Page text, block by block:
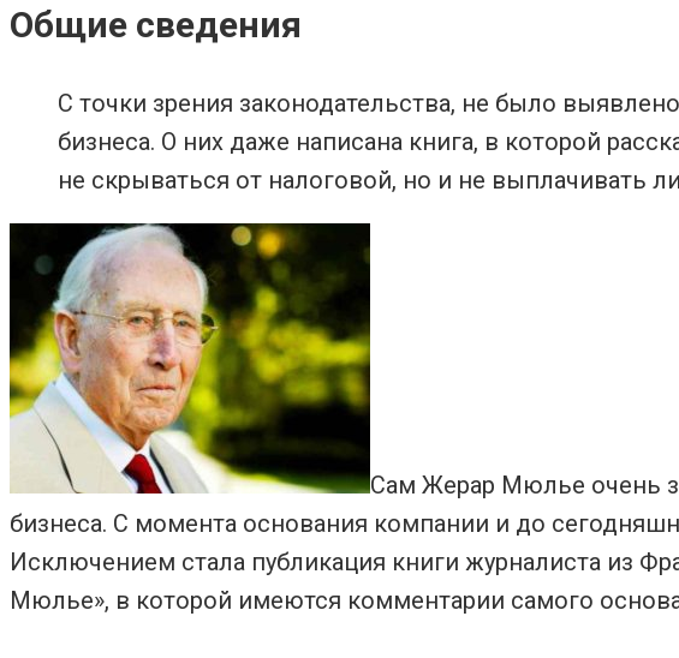
Общие сведения
С точки зрения законодательства, не было
бизнеса. О них даже написана книга, в которой
не скрываться от налоговой, но и не выплачивать
Сам Жерар Мюлье очень
бизнеса. С момента основания компании и до
Исключением стала публикация книги журналиста из
Мюлье», в которой имеются комментарии самого